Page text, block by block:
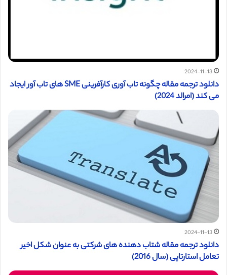
2024-11-13
دانلود ترجمه مقاله چگونه تاب آوری کارآفرینی SME های تاب آور ایجاد
می کند (امرالد 2024)
2024-11-13
دانلود ترجمه مقاله شتاب دهنده های شرکتی به عنوان شکل اخیر
تعامل استارتاپی (سال 2016)